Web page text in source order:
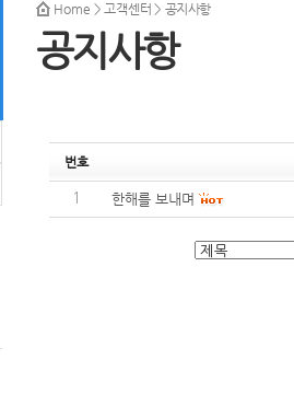
Home > 고객센터 > 공지사항
공지사항
번호
1 한해를 보내며